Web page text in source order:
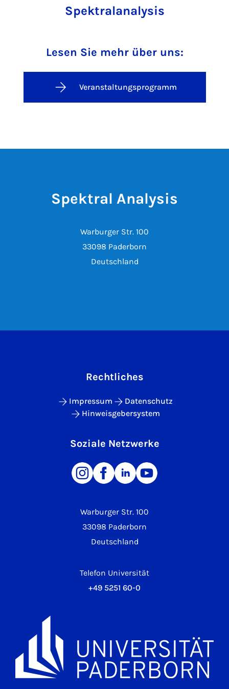
Spektralanalysis
Lesen Sie mehr über uns:
Veranstaltungsprogramm
Spektral Analysis
Warburger Str. 100
33098 Paderborn
Deutschland
Warburger Str. 100
33098 Paderborn
Deutschland
Telefon Universität
+49 5251 60-0
Rechtliches
Impressum
Datenschutz
Hinweisgebersystem
Soziale Netzwerke